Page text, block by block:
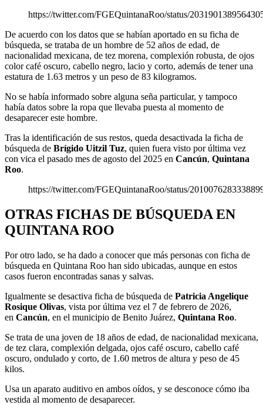
https://twitter.com/FGEQuintanaRoo/status/
De acuerdo con los datos que se habían aportado en su ficha de
búsqueda, se trataba de un hombre de 52 años de edad, de
nacionalidad mexicana, de tez morena, complexión robusta, de ojos
color café oscuro, cabello negro, lacio y corto, además de tener una
estatura de 1.63 metros y un peso de 83 kilogramos.
No se había informado sobre alguna seña particular, y tampoco
había datos sobre la ropa que llevaba puesta al momento de
desaparecer este hombre.
Tras la identificación de sus restos, queda desactivada la ficha de
búsqueda de Brígido Uitzil Tuz, quien fuera visto por última vez
con vica el pasado mes de agosto del 2025 en Cancún, Quintana
Roo.
https://twitter.com/FGEQuintanaRoo/status/
OTRAS FICHAS DE BÚSQUEDA EN
QUINTANA ROO
Por otro lado, se ha dado a conocer que más personas con ficha de
búsqueda en Quintana Roo han sido ubicadas, aunque en estos
casos fueron encontradas sanas y salvas.
Igualmente se desactiva ficha de búsqueda de Patricia Angelique
Rosique Olivas, vista por última vez el 7 de febrero de 2026,
en Cancún, en el municipio de Benito Juárez, Quintana Roo.
Se trata de una joven de 18 años de edad, de nacionalidad mexicana,
de tez clara, complexión delgada, ojos café oscuro, cabello café
oscuro, ondulado y corto, de 1.60 metros de altura y peso de 45
kilos.
Usa un aparato auditivo en ambos oídos, y se desconoce cómo iba
vestida al momento de desaparecer.